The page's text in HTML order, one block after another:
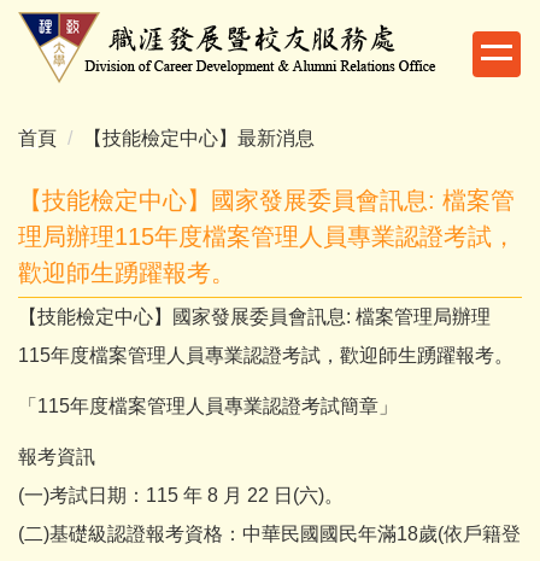
跳
內
首頁 【技能檢定中心】最新消息
【技能檢定中心】國家發展委員會訊息: 檔案管
理局辦理115年度檔案管理人員專業認證考試，
歡迎師生踴躍報考。
【技能檢定中心】國家發展委員會訊息: 檔案管理局辦理
115年度檔案管理人員專業認證考試，歡迎師生踴躍報考。
「115年度檔案管理人員專業認證考試簡章」
報考資訊
(一)考試日期：115 年 8 月 22 日(六)。
(二)基礎級認證報考資格：中華民國國民年滿18歲(依戶籍登